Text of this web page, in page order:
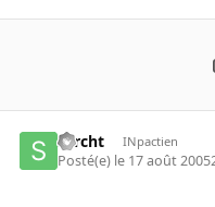
sarcht INpactien
Posté(e) le 17 août 2005